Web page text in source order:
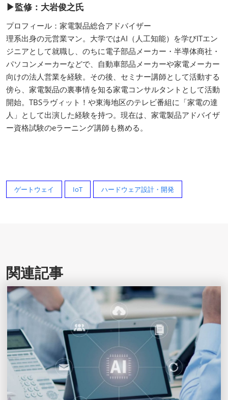
▶監修：大岩俊之氏
プロフィール：家電製品総合アドバイザー
理系出身の元営業マン。大学ではAI（人工知能）を学びITエン
ジニアとして就職し、のちに電子部品メーカー・半導体商社・
パソコンメーカーなどで、自動車部品メーカーや家電メーカー
向けの法人営業を経験。その後、セミナー講師として活動する
傍ら、家電製品の裏事情を知る家電コンサルタントとして活動
開始。TBSラヴィット！や東海地区のテレビ番組に「家電の達
人」として出演した経験を持つ。現在は、家電製品アドバイザ
ー資格試験のeラーニング講師も務める。
ゲートウェイ IoT ハードウェア設計・開発
関連記事